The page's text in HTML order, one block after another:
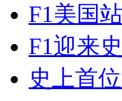
外交部：反对强权政
外交部：有关国家言
F1美国
F1迎来
史上首